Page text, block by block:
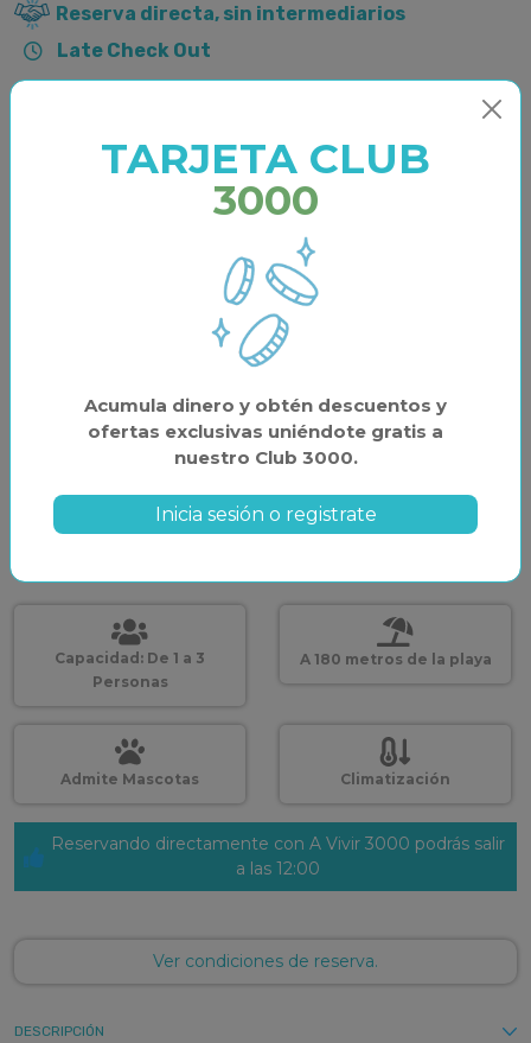
Reserva directa, sin intermediarios
Late Check Out
Destino
2 PERSONAS
0 MASCOTAS
BUSCAR
Capacidad: De 1 a 3
Personas
A 180 metros de la playa
Admite Mascotas Climatización
Reservando directamente con A Vivir 3000 podrás salir
a las 12:00
Ver condiciones de reserva.
DESCRIPCIÓN
TARJETA CLUB
3000
Acumula dinero y obtén descuentos y
ofertas exclusivas uniéndote gratis a
nuestro Club 3000.
Inicia sesión o registrate